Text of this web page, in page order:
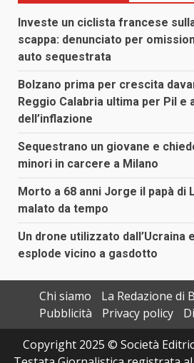
Investe un ciclista francese
scappa: denunciato per
auto sequestrata
Bolzano prima per crescita
Reggio Calabria ultima per Pil e
dell’inflazione
Sequestrano un giovane e
minori in carcere a Milano
Morto a 68 anni Jorge il papà di
malato da tempo
Un drone utilizzato dall’Ucraina
esplode vicino a gasdotto
Chi siamo
La Redazione di
Pubblicità
Privacy policy
Copyright 2025 © Società